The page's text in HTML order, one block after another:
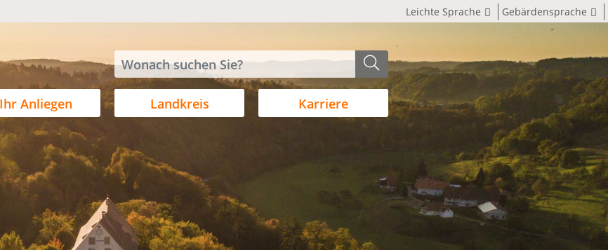
Leichte Sprache Gebärdensprache
Ihr Anliegen Landkreis Karriere